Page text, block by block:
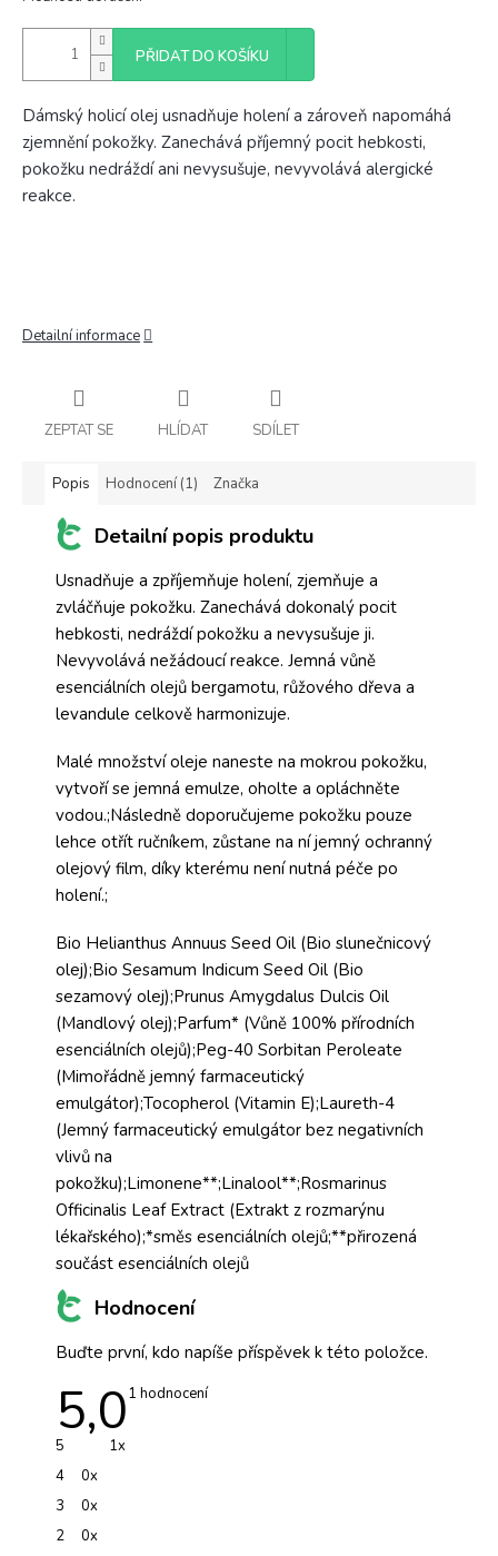
PŘIDAT DO KOŠÍKU
Dámský holicí olej usnadňuje holení a zároveň napomáhá
zjemnění pokožky. Zanechává příjemný pocit hebkosti,
pokožku nedráždí ani nevysušuje, nevyvolává alergické
reakce.
Detailní informace
ZEPTAT SE HLÍDAT SDÍLET
Popis Hodnocení (1) Značka
Detailní popis produktu
Usnadňuje a zpříjemňuje holení, zjemňuje a
zvláčňuje pokožku. Zanechává dokonalý pocit
hebkosti, nedráždí pokožku a nevysušuje ji.
Nevyvolává nežádoucí reakce. Jemná vůně
esenciálních olejů bergamotu, růžového dřeva a
levandule celkově harmonizuje.
Malé množství oleje naneste na mokrou pokožku,
vytvoří se jemná emulze, oholte a opláchněte
vodou.;Následně doporučujeme pokožku pouze
lehce otřít ručníkem, zůstane na ní jemný ochranný
olejový film, díky kterému není nutná péče po
holení.;
Bio Helianthus Annuus Seed Oil (Bio slunečnicový
olej);Bio Sesamum Indicum Seed Oil (Bio
sezamový olej);Prunus Amygdalus Dulcis Oil
(Mandlový olej);Parfum* (Vůně 100% přírodních
esenciálních olejů);Peg-40 Sorbitan Peroleate
(Mimořádně jemný farmaceutický
emulgátor);Tocopherol (Vitamin E);Laureth-4
(Jemný farmaceutický emulgátor bez negativních
vlivů na
pokožku);Limonene**;Linalool**;Rosmarinus
Officinalis Leaf Extract (Extrakt z rozmarýnu
lékařského);*směs esenciálních olejů;**přirozená
součást esenciálních olejů
Hodnocení
Buďte první, kdo napíše příspěvek k této položce.
5,0Průměrné
1 hodnocení
5
1x
4
0x
3
0x
2
0x